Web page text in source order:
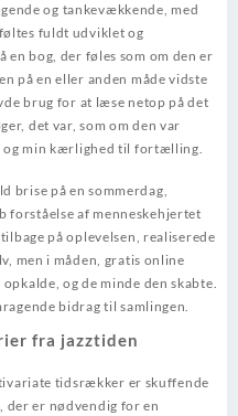
og tankevækkende, med
fuldt udviklet og
en bog, der føles som om den er
på en eller anden måde vidste
brug for at læse netop på det
det var, som om den var
og min kærlighed til fortælling.
brise på en sommerdag,
forståelse af menneskehjertet
på oplevelsen, realiserede
men i måden, gratis online
og de minde den skabte.
bidrag til samlingen.
fra jazztiden
tidsrækker er skuffende
er nødvendig for en